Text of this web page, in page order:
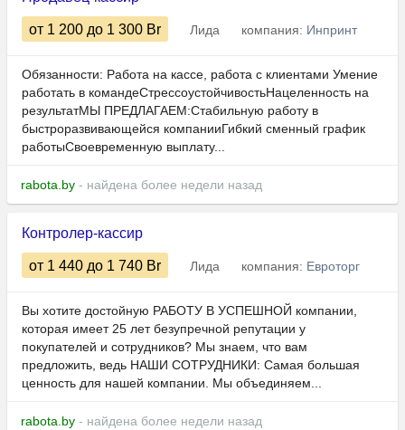
от 1 200 до 1 300 Br Лида компания: Инпринт
Обязанности: Работа на кассе, работа с клиентами Умение
работать в командеСтрессоустойчивостьНацеленность на
результатМЫ ПРЕДЛАГАЕМ:Стабильную работу в
быстроразвивающейся компанииГибкий сменный график
работыСвоевременную выплату...
rabota.by - найдена более недели назад
Контролер-кассир
от 1 440 до 1 740 Br Лида компания: Евроторг
Вы хотите достойную РАБОТУ В УСПЕШНОЙ компании,
которая имеет 25 лет безупречной репутации у
покупателей и сотрудников? Мы знаем, что вам
предложить, ведь НАШИ СОТРУДНИКИ: Самая большая
ценность для нашей компании. Мы объединяем...
rabota.by - найдена более недели назад